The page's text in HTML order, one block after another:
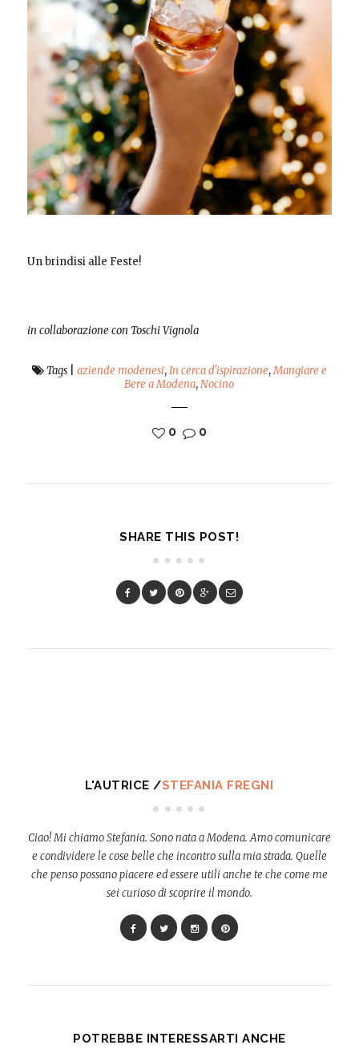
Un brindisi alle Feste!
in collaborazione con Toschi Vignola
Tags| aziende modenesi,In cerca d'ispirazione,Mangiare e
Bere a Modena,Nocino
0 0
SHARE THIS POST!
L'AUTRICE /STEFANIA FREGNI
Ciao! Mi chiamo Stefania. Sono nata a Modena. Amo comunicare
e condividere le cose belle che incontro sulla mia strada. Quelle
che penso possano piacere ed essere utili anche te che come me
sei curioso di scoprire il mondo.
POTREBBE INTERESSARTI ANCHE